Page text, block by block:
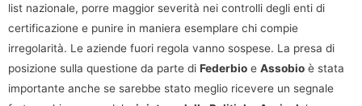
list nazionale, porre maggior severità nei controlli degli enti di
certificazione e punire in maniera esemplare chi compie
irregolarità. Le aziende fuori regola vanno sospese. La presa di
posizione sulla questione da parte di Federbio e Assobio è stata
importante anche se sarebbe stato meglio ricevere un segnale